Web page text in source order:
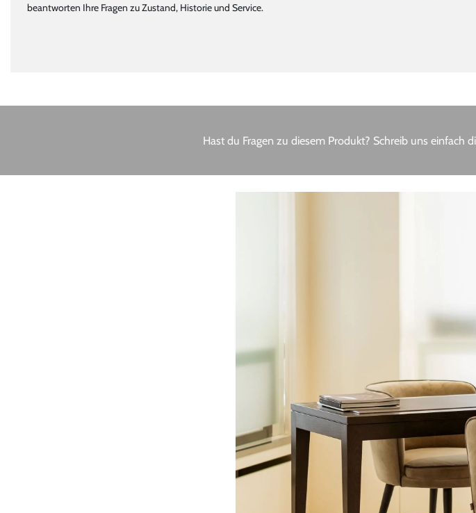
beantworten Ihre Fragen zu Zustand, Historie und Service.
Hast du Fragen zu diesem Produkt? Schreib uns einfach